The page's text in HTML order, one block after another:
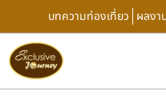
บทความท่องเที่ยว ผลงา